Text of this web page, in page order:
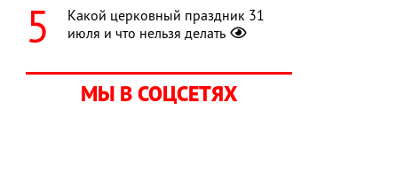
Какой церковный праздник 31
июля и что нельзя делать
МЫ В СОЦСЕТЯХ